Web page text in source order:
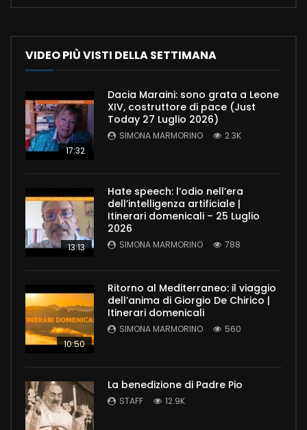
VIDEO PIÙ VISTI DELLA SETTIMANA
17:32
Dacia Maraini: sono grata a Leone
XIV, costruttore di pace (Just
Today 27 Luglio 2026)
SIMONA MARMORINO 2.3K
13:13
Hate speech: l’odio nell’era
dell’intelligenza artificiale |
Itinerari domenicali – 25 Luglio
2026
SIMONA MARMORINO 788
10:50
Ritorno al Mediterraneo: il viaggio
dell’anima di Giorgio De Chirico |
Itinerari domenicali
SIMONA MARMORINO 560
La benedizione di Padre Pio
STAFF 12.9K